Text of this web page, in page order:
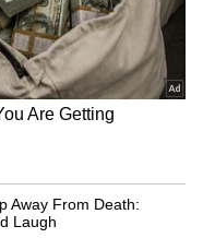
ಟಿಯಾಗೊ
ಮಾಡೆಲ್‌ನ ಬುಕ್ಕಿಂಗ್
ಈ ಕಾರಿಗೆ